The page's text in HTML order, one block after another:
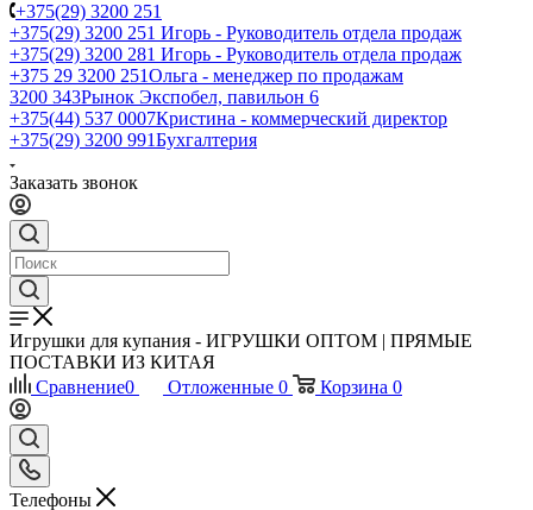
+375(29) 3200 251
+375(29) 3200 251 Игорь - Руководитель отдела продаж
+375(29) 3200 281 Игорь - Руководитель отдела продаж
+З75 29 3200 251Ольга - менеджер по продажам
3200 343Рынок Экспобел, павильон 6
+375(44) 537 0007Кристина - коммерческий директор
+375(29) 3200 991Бухгалтерия
Заказать звонок
Игрушки для купания - ИГРУШКИ ОПТОМ | ПРЯМЫЕ
ПОСТАВКИ ИЗ КИТАЯ
Сравнение0 Отложенные 0 Корзина 0
Телефоны